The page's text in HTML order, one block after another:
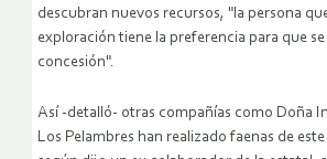
descubran nuevos recursos, "la persona
exploración tiene la preferencia para que
concesión".
Así -detalló- otras compañías como Doña
Los Pelambres han realizado faenas de